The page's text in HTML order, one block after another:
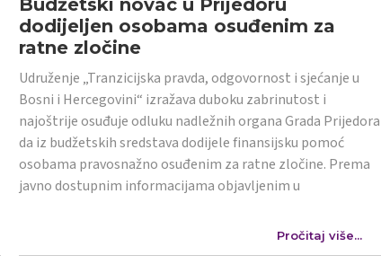
dodijeljen osobama osuđenim za
ratne zločine
Udruženje „Tranzicijska pravda, odgovornost i sjećanje u
Bosni i Hercegovini“ izražava duboku zabrinutost i
najoštrije osuđuje odluku nadležnih organa Grada Prijedora
da iz budžetskih sredstava dodijele finansijsku pomoć
osobama pravosnažno osuđenim za ratne zločine. Prema
javno dostupnim informacijama objavljenim u
Pročitaj više...